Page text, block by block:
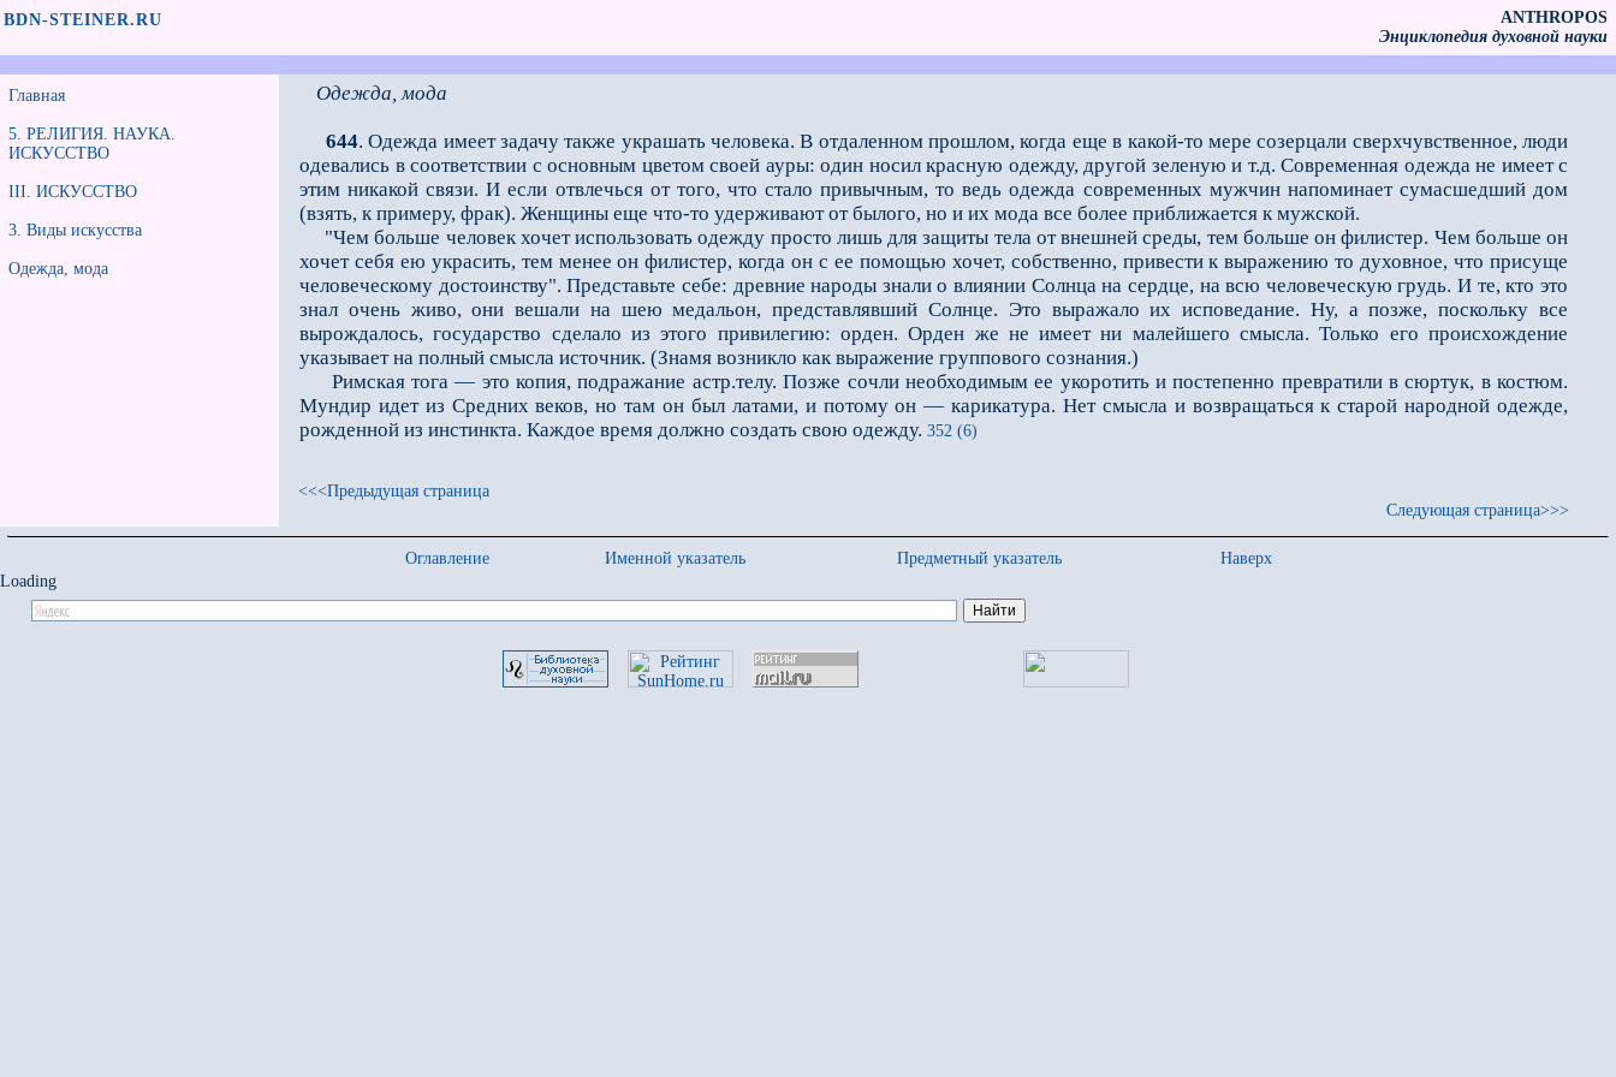
BDN-STEINER.RU
ANTHROPOS
Энциклопедия духовной науки
Главная
5. РЕЛИГИЯ. НАУКА.
ИСКУССТВО
III. ИСКУССТВО
3. Виды искусства
Одежда, мода
Одежда, мода
644. Одежда имеет задачу также украшать человека. В отдаленном прошлом, когда еще в какой-то мере созерцали сверхчувственное, люди
одевались в соответствии с основным цветом своей ауры: один носил красную одежду, другой зеленую и т.д. Современная одежда не имеет с
этим никакой связи. И если отвлечься от того, что стало привычным, то ведь одежда современных мужчин напоминает сумасшедший дом
(взять, к примеру, фрак). Женщины еще что-то удерживают от былого, но и их мода все более приближается к мужской.
"Чем больше человек хочет использовать одежду просто лишь для защиты тела от внешней среды, тем больше он филистер. Чем больше он
хочет себя ею украсить, тем менее он филистер, когда он с ее помощью хочет, собственно, привести к выражению то духовное, что присуще
человеческому достоинству". Представьте себе: древние народы знали о влиянии Солнца на сердце, на всю человеческую грудь. И те, кто это
знал очень живо, они вешали на шею медальон, представлявший Солнце. Это выражало их исповедание. Ну, а позже, поскольку все
вырождалось, государство сделало из этого привилегию: орден. Орден же не имеет ни малейшего смысла. Только его происхождение
указывает на полный смысла источник. (Знамя возникло как выражение группового сознания.)
Римская тога — это копия, подражание астр.телу. Позже сочли необходимым ее укоротить и постепенно превратили в сюртук, в костюм.
Мундир идет из Средних веков, но там он был латами, и потому он — карикатура. Нет смысла и возвращаться к старой народной одежде,
рожденной из инстинкта. Каждое время должно создать свою одежду. 352 (6)
<<<Предыдущая страница
Следующая страница>>>
Оглавление Именной указатель Предметный указатель
Наверх
Loading